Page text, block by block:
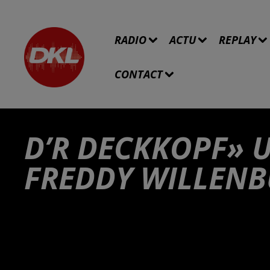
RADIO ACTU REPLAY
CONTACT
D’R DECKKOPF»
FREDDY